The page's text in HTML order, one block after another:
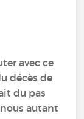
avec ce
décès de
du pas
autant